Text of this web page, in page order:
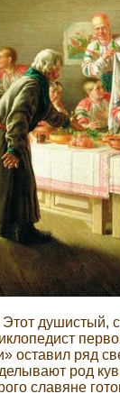
душистый,
оставил ряд
род
славяне